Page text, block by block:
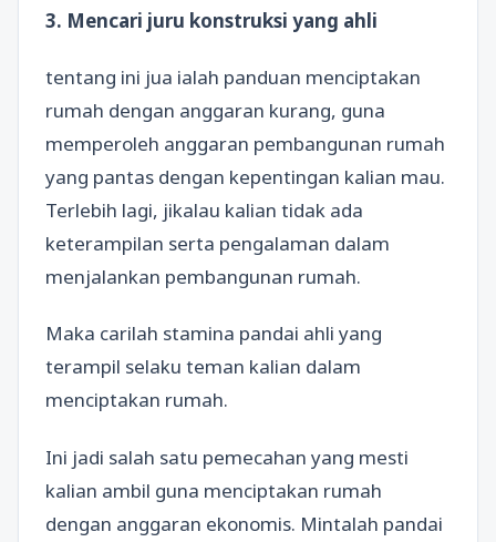
3. Mencari juru konstruksi yang ahli
tentang ini jua ialah panduan menciptakan
rumah dengan anggaran kurang, guna
memperoleh anggaran pembangunan rumah
yang pantas dengan kepentingan kalian mau.
Terlebih lagi, jikalau kalian tidak ada
keterampilan serta pengalaman dalam
menjalankan pembangunan rumah.
Maka carilah stamina pandai ahli yang
terampil selaku teman kalian dalam
menciptakan rumah.
Ini jadi salah satu pemecahan yang mesti
kalian ambil guna menciptakan rumah
dengan anggaran ekonomis. Mintalah pandai